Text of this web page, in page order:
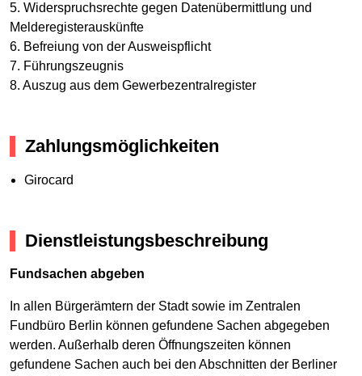
5. Widerspruchsrechte gegen Datenübermittlung und
Melderegisterauskünfte
6. Befreiung von der Ausweispflicht
7. Führungszeugnis
8. Auszug aus dem Gewerbezentralregister
Zahlungsmöglichkeiten
Girocard
Dienstleistungsbeschreibung
Fundsachen abgeben
In allen Bürgerämtern der Stadt sowie im Zentralen
Fundbüro Berlin können gefundene Sachen abgegeben
werden. Außerhalb deren Öffnungszeiten können
gefundene Sachen auch bei den Abschnitten der Berliner